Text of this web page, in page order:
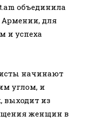
объединила
для
и успеха
начинают
углом, и
выходит из
женщин в